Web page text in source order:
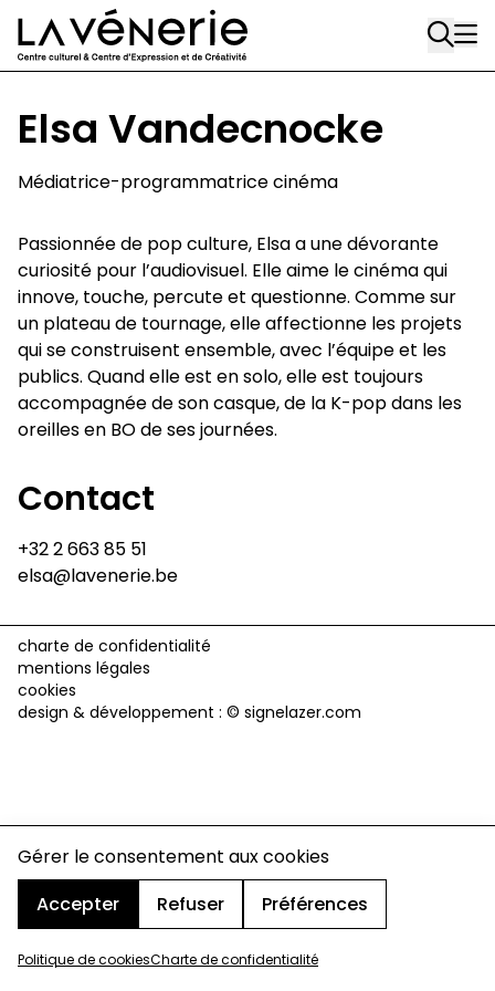
Gérer le consentement aux cookies
Accepter
Refuser Préférences
Politique de cookiesCharte de confidentialité
Aller au contenu principal
Rue Gratès, 3
1170 Watermael-Boitsfort
02 663 85 50
Écuries
Place Gilson, 3
suivez-nous
Journal Vénerie- version papier
Newsletter
Elsa Vandecnocke
Médiatrice-programmatrice cinéma
Passionnée de pop culture, Elsa a une dévorante
curiosité pour l’audiovisuel. Elle aime le cinéma qui
innove, touche, percute et questionne. Comme sur
un plateau de tournage, elle affectionne les projets
qui se construisent ensemble, avec l’équipe et les
publics. Quand elle est en solo, elle est toujours
accompagnée de son casque, de la K-pop dans les
oreilles en BO de ses journées.
Contact
+32 2 663 85 51
elsa@lavenerie.be
charte de confidentialité
mentions légales
cookies
design & développement : © signelazer.com